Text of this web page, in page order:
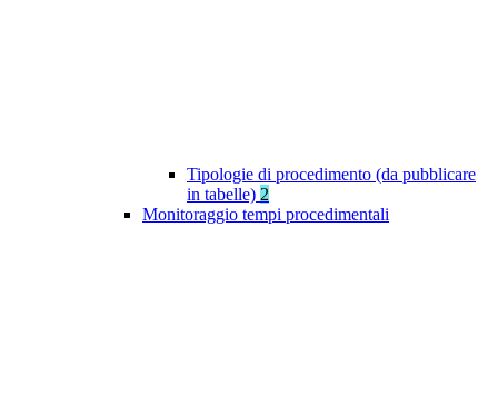
Tipologie di procedimento (da pubblicare
in tabelle) 2
Monitoraggio tempi procedimentali